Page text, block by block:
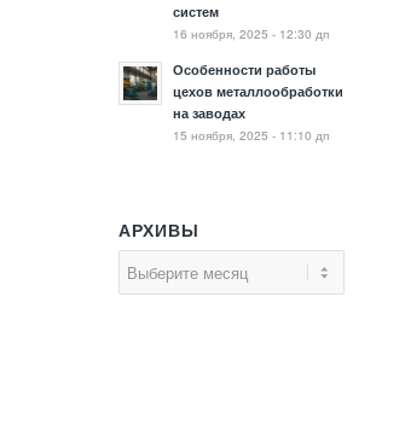
систем
16 ноября, 2025 - 12:30 дп
Особенности работы
цехов металлообработки
на заводах
15 ноября, 2025 - 11:10 дп
АРХИВЫ